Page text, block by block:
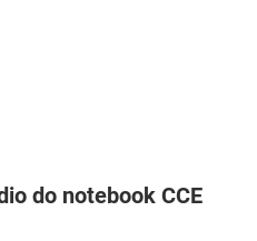
do notebook CCE